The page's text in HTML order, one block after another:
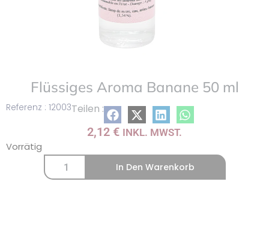
Referenz : 12003Teilen :
Flüssiges Aroma Banane 50 ml
2,12 € INKL. MWST.
Vorrätig
In Den Warenkorb